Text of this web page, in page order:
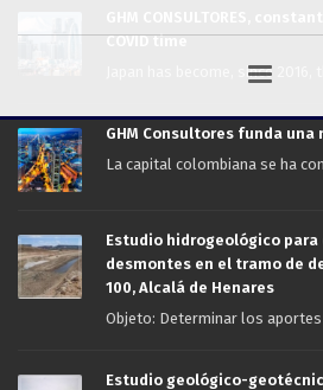
COVID time
Japan has become, since 2016,
GHM Consultores funda una
La capital colombiana se ha
Estudio hidrogeológico
desmontes en el tramo de
100, Alcalá de Henares
Objeto: Determinar los aportes
Estudio geológico-